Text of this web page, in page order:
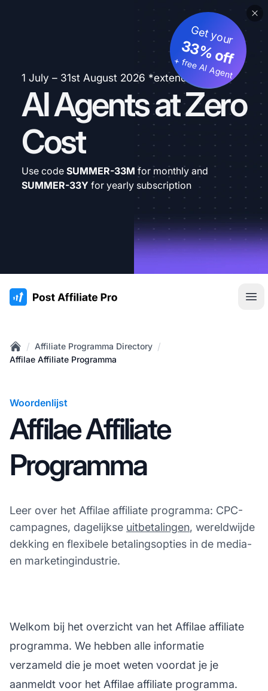
1 July – 31st August 2026 *extended
AI Agents at Zero
Cost
Get your
33% off
+ free AI Agent
Use code SUMMER-33M for monthly and
SUMMER-33Y for yearly subscription
:site.title
Home
/ Affiliate Programma Directory /
Affilae Affiliate Programma
Woordenlijst
Affilae Affiliate
Programma
Leer over het Affilae affiliate programma: CPC-
campagnes, dagelijkse uitbetalingen, wereldwijde
dekking en flexibele betalingsopties in de media-
en marketingindustrie.
Welkom bij het overzicht van het Affilae affiliate
programma. We hebben alle informatie
verzameld die je moet weten voordat je je
aanmeldt voor het Affilae affiliate programma.